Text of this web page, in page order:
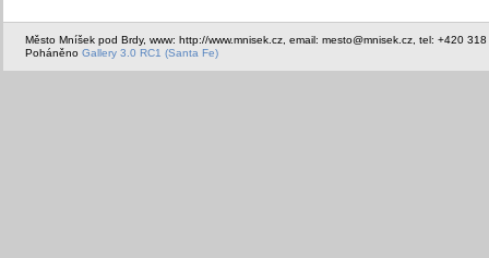
Město Mníšek pod Brdy, www: http://www.mnisek.cz, email: mesto@mnisek.cz, tel: +420
Poháněno Gallery 3.0 RC1 (Santa Fe)